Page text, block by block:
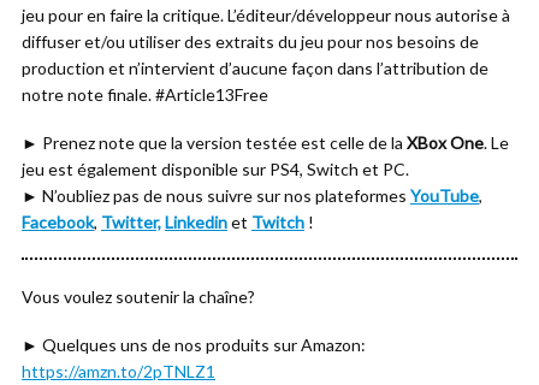
jeu pour en faire la critique. L’éditeur/développeur nous autorise à
diffuser et/ou utiliser des extraits du jeu pour nos besoins de
production et n’intervient d’aucune façon dans l’attribution de
notre note finale. #Article13Free
► Prenez note que la version testée est celle de la XBox One. Le
jeu est également disponible sur PS4, Switch et PC.
► N’oubliez pas de nous suivre sur nos plateformes YouTube,
Facebook, Twitter,Linkedinet Twitch !
Vous voulez soutenir la chaîne?
► Quelques uns de nos produits sur Amazon:
https://amzn.to/2pTNLZ1